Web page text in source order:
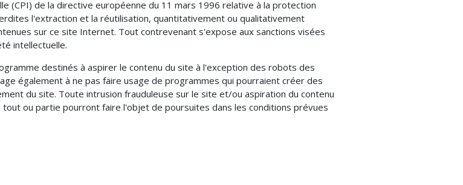
(CPI) de la directive européenne du 11 mars 1996 relative à la protection
l'extraction et la réutilisation, quantitativement ou qualitativement
sur ce site Internet. Tout contrevenant s'expose aux sanctions visées
intellectuelle.
destinés à aspirer le contenu du site à l'exception des robots des
également à ne pas faire usage de programmes qui pourraient créer des
du site. Toute intrusion frauduleuse sur le site et/ou aspiration du contenu
ou partie pourront faire l'objet de poursuites dans les conditions prévues